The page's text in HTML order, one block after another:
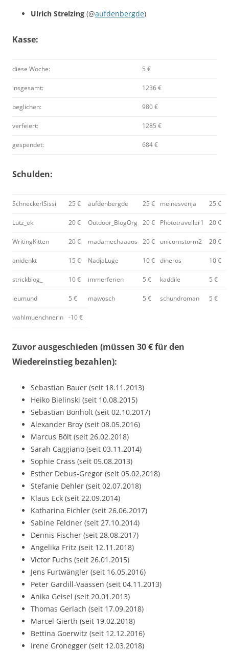
Ulrich Strelzing (@aufdenbergde)
Kasse:
diese Woche: 5 €
insgesamt: 1236 €
beglichen: 980 €
verfeiert: 1285 €
gespendet: 684 €
Schulden:
SchneckerlSissi 25 € aufdenbergde 25 € meinesvenja 25 €
Lutz_ek 20 € Outdoor_BlogOrg 20 € Phototraveller1 20 €
WritingKitten 20 € madamechaaaos 20 € unicornstorm2 20 €
anidenkt 15 € NadjaLuge 10 € dineros 10 €
strickblog_ 10 € immerferien 5 € kaddile 5 €
leumund 5 € mawosch 5 € schundroman 5 €
wahlmuenchnerin -10 €
Zuvor ausgeschieden (müssen 30 € für den
Wiedereinstieg bezahlen):
Sebastian Bauer (seit 18.11.2013)
Heiko Bielinski (seit 10.08.2015)
Sebastian Bonholt (seit 02.10.2017)
Alexander Broy (seit 08.05.2016)
Marcus Bölt (seit 26.02.2018)
Sarah Caggiano (seit 03.11.2014)
Sophie Crass (seit 05.08.2013)
Esther Debus-Gregor (seit 05.02.2018)
Stefanie Dehler (seit 02.07.2018)
Klaus Eck (seit 22.09.2014)
Katharina Eichler (seit 26.06.2017)
Sabine Feldner (seit 27.10.2014)
Dennis Fischer (seit 28.08.2017)
Angelika Fritz (seit 12.11.2018)
Victor Fuchs (seit 26.01.2015)
Jens Furtwängler (seit 16.05.2016)
Peter Gardill-Vaassen (seit 04.11.2013)
Anika Geisel (seit 20.01.2013)
Thomas Gerlach (seit 17.09.2018)
Marcel Gierth (seit 19.02.2018)
Bettina Goerwitz (seit 12.12.2016)
Irene Gronegger (seit 12.03.2018)